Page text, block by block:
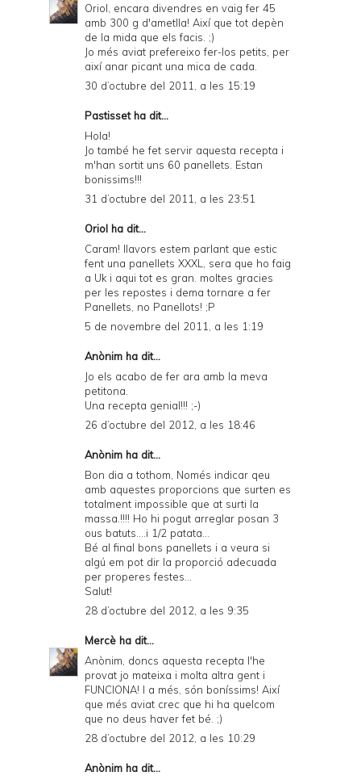
Oriol, encara divendres en vaig fer 45
amb 300 g d'ametlla! Així que tot depèn
de la mida que els facis. ;)
Jo més aviat prefereixo fer-los petits, per
així anar picant una mica de cada.
30 d’octubre del 2011, a les 15:19
Pastisset ha dit...
Hola!
Jo també he fet servir aquesta recepta i
m'han sortit uns 60 panellets. Estan
bonissims!!!
31 d’octubre del 2011, a les 23:51
Oriol ha dit...
Caram! llavors estem parlant que estic
fent una panellets XXXL, sera que ho faig
a Uk i aqui tot es gran. moltes gracies
per les repostes i dema tornare a fer
Panellets, no Panellots! ;P
5 de novembre del 2011, a les 1:19
Anònim ha dit...
Jo els acabo de fer ara amb la meva
petitona.
Una recepta genial!!! ;-)
26 d’octubre del 2012, a les 18:46
Anònim ha dit...
Bon dia a tothom, Només indicar qeu
amb aquestes proporcions que surten es
totalment impossible que at surti la
massa.!!!! Ho hi pogut arreglar posan 3
ous batuts....i 1/2 patata...
Bé al final bons panellets i a veura si
algú em pot dir la proporció adecuada
per properes festes...
Salut!
28 d’octubre del 2012, a les 9:35
Mercè ha dit...
Anònim, doncs aquesta recepta l'he
provat jo mateixa i molta altra gent i
FUNCIONA! I a més, són boníssims! Així
que més aviat crec que hi ha quelcom
que no deus haver fet bé. ;)
28 d’octubre del 2012, a les 10:29
Anònim ha dit...